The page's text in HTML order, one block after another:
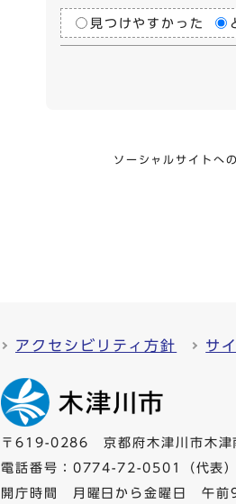
見つけやすかった
ソーシャルサイトへ
アクセシビリティ方針 サ
〒619-0286 京都府木津川市木津
電話番号： 0774-72-0501
（代表
開庁時間 月曜日から金曜日 午前9